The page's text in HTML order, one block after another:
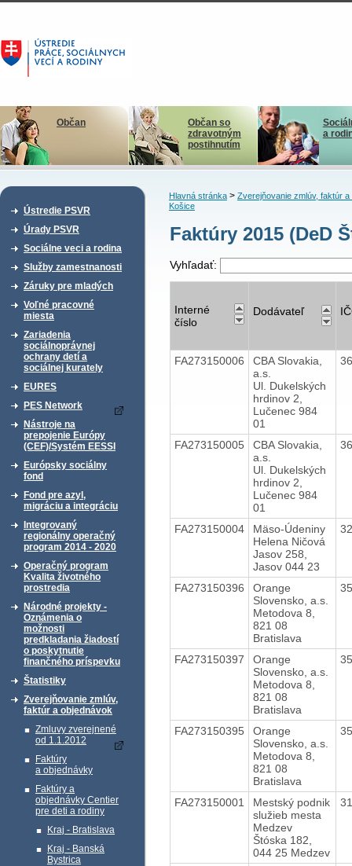
Občan
Občan so
zdravotným
postihnutím
a
Ústredie PSVR
Úrady PSVR
Sociálne veci a rodina
Služby zamestnanosti
Záruky pre mladých
Voľné pracovné
miesta
Zariadenia
sociálnoprávnej
ochrany detí a
sociálnej kurately
EURES
PES Network
Nástroje na
prepojenie Európy
(CEF)/Systém EESSI
Európsky sociálny
fond
Fond pre azyl,
migráciu a integráciu
Integrovaný
regionálny operačný
program 2014 - 2020
Operačný program
Kvalita životného
prostredia
Národné projekty -
Oznámenia o
možnosti
predkladania žiadostí
o poskytnutie
finančného príspevku
Štatistiky
Zverejňovanie zmlúv,
faktúr a objednávok
Zmluvy zverejnené
od 1.1.2012
Faktúry
a objednávky
Faktúry a
objednávky Centier
pre deti a rodiny
Kraj - Bratislava
Kraj - Banská
Bystrica
Hlavná stránka> Zverejňovanie zmlúv, faktúr a
Košice
Faktúry 2015 (DeD
Vyhľadať:
Interné
číslo
Dodávateľ
FA273150006
CBA Slovakia,
a.s.
Ul. Dukelských
hrdinov 2,
Lučenec 984
01
FA273150005
CBA Slovakia,
a.s.
Ul. Dukelských
hrdinov 2,
Lučenec 984
01
FA273150004
Mäso-Údeniny
Helena Ničová
Jasov 258,
Jasov 044 23
FA273150396
Orange
Slovensko, a.s.
Metodova 8,
821 08
Bratislava
FA273150397
Orange
Slovensko, a.s.
Metodova 8,
821 08
Bratislava
FA273150395
Orange
Slovensko, a.s.
Metodova 8,
821 08
Bratislava
FA273150001
Mestský podnik
služieb mesta
Medzev
Štóska 182,
044 25 Medzev